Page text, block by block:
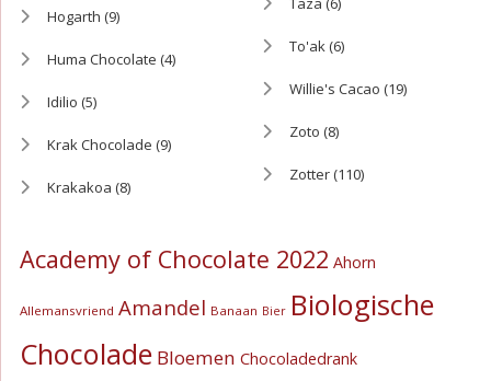
Hogarth (9)
Huma Chocolate (4)
Idilio (5)
Krak Chocolade (9)
Krakakoa (8)
To'ak(6)
Willie's Cacao (19)
Zoto (8)
Zotter(110)
Academy of Chocolate 2022 Ahorn
Allemansvriend Amandel Banaan Bier Biologische
Chocolade Bloemen Chocoladedrank